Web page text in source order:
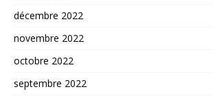
décembre 2022
novembre 2022
octobre 2022
septembre 2022